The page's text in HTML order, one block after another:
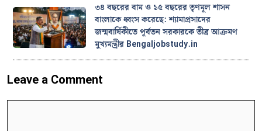
৩৪ বছরের বাম ও ১৫ বছরের তৃণমূল শাসন
বাংলাকে ধ্বংস করেছে: শ্যামাপ্রসাদের
জন্মবার্ষিকীতে পূর্বতন সরকারকে তীব্র আক্রমণ
মুখ্যমন্ত্রীর Bengaljobstudy.in
Leave a Comment